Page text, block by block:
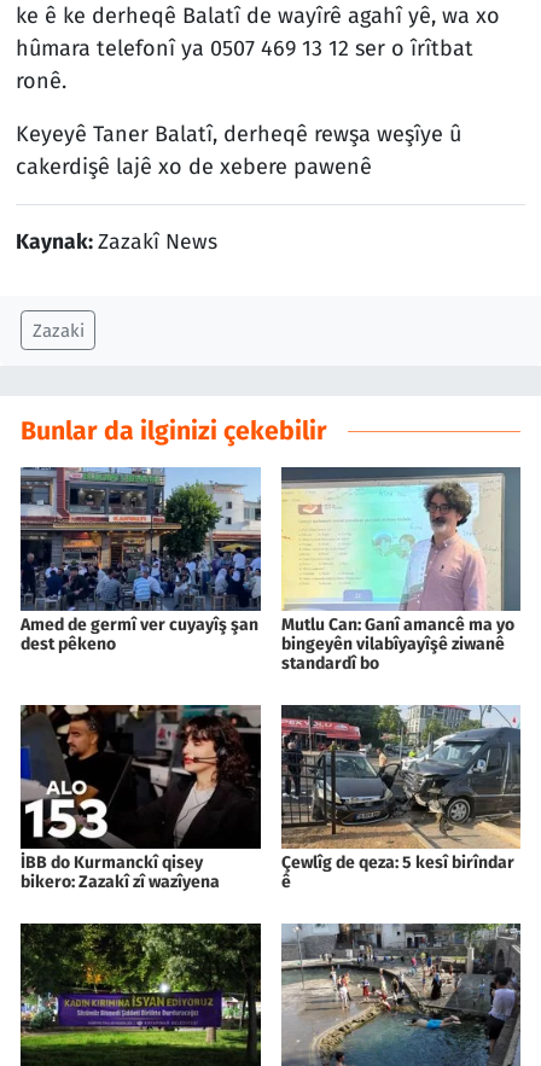
ke ê ke derheqê Balatî de wayîrê agahî yê, wa xo
hûmara telefonî ya 0507 469 13 12 ser o îrîtbat
ronê.
Keyeyê Taner Balatî, derheqê rewşa weşîye û
cakerdişê lajê xo de xebere pawenê
Kaynak:Zazakî News
Zazaki
Bunlar da ilginizi çekebilir
Amed de germî ver cuyayîş şan
dest pêkeno
Mutlu Can: Ganî amancê ma yo
bingeyên vilabîyayîşê ziwanê
standardî bo
İBB do Kurmanckî qisey
bikero: Zazakî zî wazîyena
Çewlîg de qeza: 5 kesî birîndar
ê